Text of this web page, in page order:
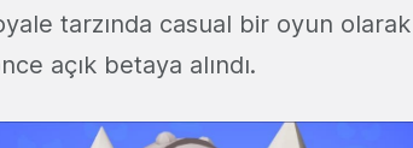
tarzında casual bir oyun olarak
açık betaya alındı.